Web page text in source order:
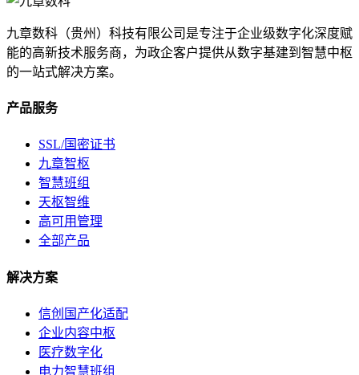
九章数科（贵州）科技有限公司是专注于企业级数字化深度赋
能的高新技术服务商，为政企客户提供从数字基建到智慧中枢
的一站式解决方案。
产品服务
SSL/国密证书
九章智枢
智慧班组
天枢智维
高可用管理
全部产品
解决方案
信创国产化适配
企业内容中枢
医疗数字化
电力智慧班组